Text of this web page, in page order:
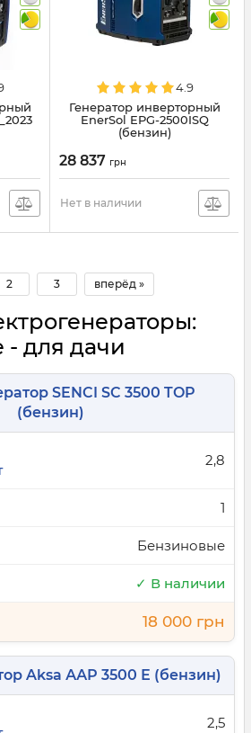
4.9
Генератор инверторный
EnerSol EPG-2500ISQ
(бензин)
28 837 грн
Нет в наличии
2 3 вперёд »
- для дачи
SENCI SC 3500 TOP
(бензин)
2,8
1
Бензиновые
✓ В наличии
18 000 грн
Aksa ААР 3500 Е (бензин)
2,5